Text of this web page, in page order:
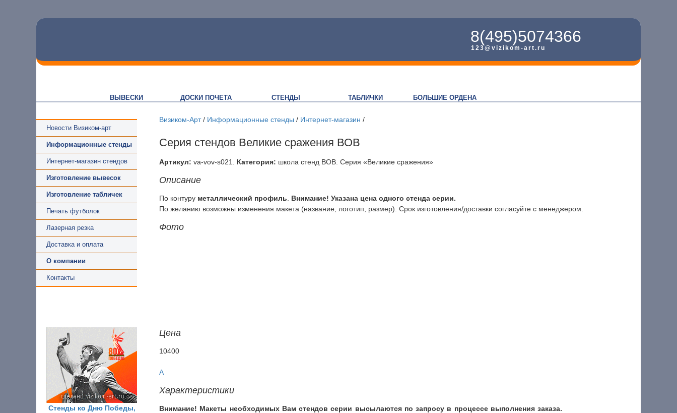
8(495)5074366
123@vizikom-art.ru
ВЫВЕСКИ ДОСКИ ПОЧЕТА СТЕНДЫ ТАБЛИЧКИ БОЛЬШИЕ ОРДЕНА
Новости Визиком-арт
Информационные стенды
Интернет-магазин стендов
Изготовление вывесок
Изготовление табличек
Печать футболок
Лазерная резка
Доставка и оплата
О компании
Контакты
Стенды ко Дню Победы,
Визиком-Арт/ Информационные стенды / Интернет-магазин /
Серия стендов Великие сражения ВОВ
Артикул: va-vov-s021 Категория: школа стенд ВОВ. Серия «Великие сражения»
Описание
По контуру металлический профиль
Внимание! Указана цена одного стенда серии.
По желанию возможны изменения макета (название, логотип, размер). Срок изготовления/доставки согласуйте с менеджером.
Фото
Цена
10400
A
Характеристики
Внимание! Макеты необходимых Вам стендов серии высылаются по запросу в процессе выполнения заказа.